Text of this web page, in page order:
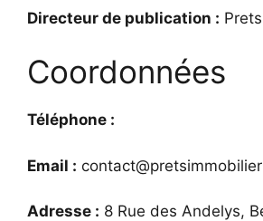
Directeur de publication :
Coordonnées
Téléphone :
Email :
Adresse : 8 Rue des Andelys,